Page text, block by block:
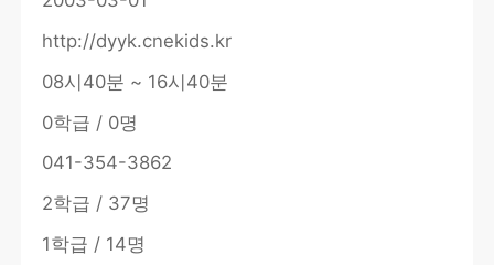
http://dyyk.cnekids.kr
08시40분 ~ 16시40분
0학급 / 0명
041-354-3862
2학급 / 37명
1학급 / 14명